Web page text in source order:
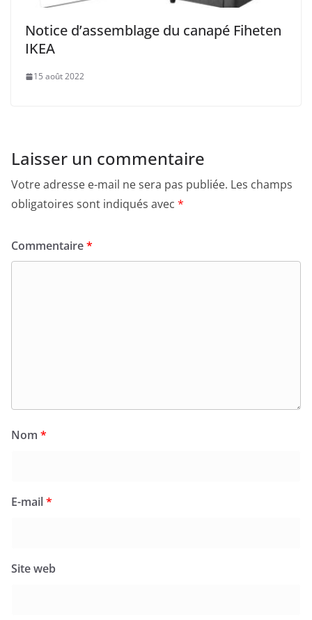
Notice d’assemblage du canapé Fiheten
IKEA
15 août 2022
Laisser un commentaire
Votre adresse e-mail ne sera pas publiée. Les champs
obligatoires sont indiqués avec *
Commentaire*
Nom *
E-mail*
Site web